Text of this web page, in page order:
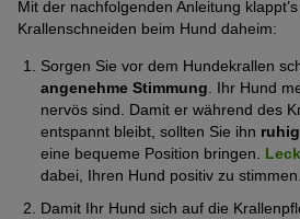
Mit der nachfolgenden Anleitung
Krallenschneiden beim Hund daheim:
Sorgen Sie vor dem Hundekrallen
angenehme Stimmung . Ihr Hund
nervös sind. Damit er während des
entspannt bleibt, sollten Sie ihn
eine bequeme Position bringen.
dabei, Ihren Hund positiv zu stimmen.
Damit Ihr Hund sich auf die